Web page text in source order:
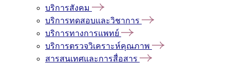
บริการสังคม
บริการทดสอบและวิชาการ
บริการทางการแพทย์
บริการตรวจวิเคราะห์คุณภาพ
สารสนเทศและการสื่อสาร